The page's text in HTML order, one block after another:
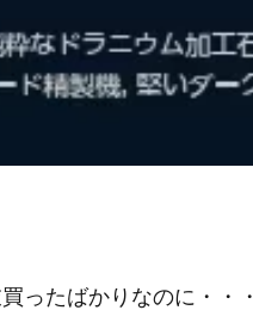
ったばかりなのに・・・